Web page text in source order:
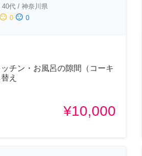
40代 / 神奈川県
sentiment_neutral 0 sentiment_dissatisfied 0
ッチン・お風呂の隙間（コーキ
え
¥10,000